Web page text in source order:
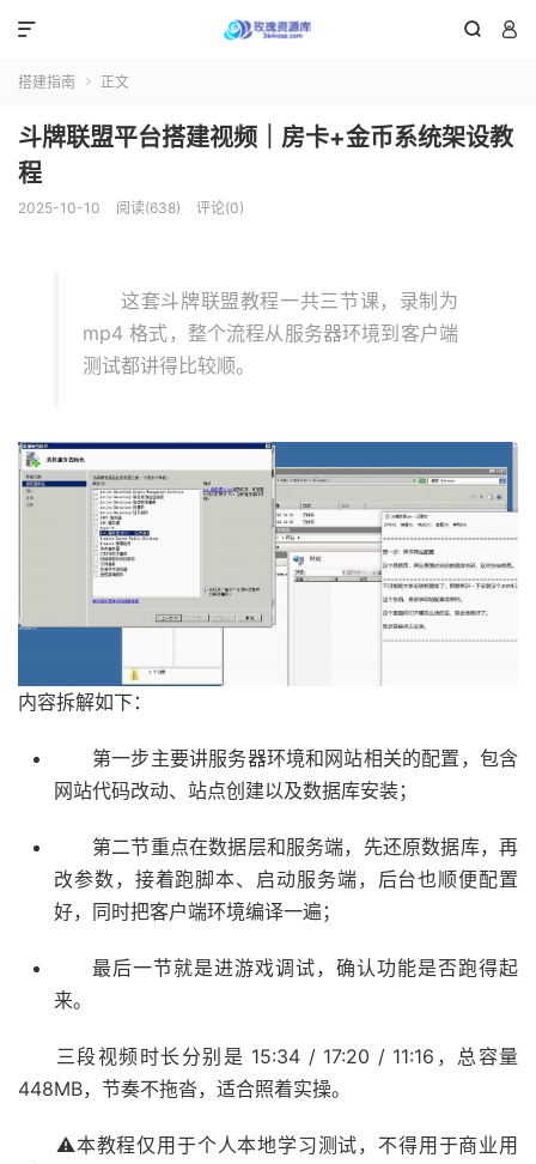
 

搭建指南  正文
斗牌联盟平台搭建视频｜房卡+金币系统架设教
程
2025-10-10 阅读(638) 评论(0)
这套斗牌联盟教程一共三节课，录制为
mp4 格式，整个流程从服务器环境到客户端
测试都讲得比较顺。
内容拆解如下：
第一步主要讲服务器环境和网站相关的配置，包含
网站代码改动、站点创建以及数据库安装；
第二节重点在数据层和服务端，先还原数据库，再
改参数，接着跑脚本、启动服务端，后台也顺便配置
好，同时把客户端环境编译一遍；
最后一节就是进游戏调试，确认功能是否跑得起
来。
三段视频时长分别是 15:34 / 17:20 / 11:16，总容量
448MB，节奏不拖沓，适合照着实操。
⚠本教程仅用于个人本地学习测试，不得用于商业用